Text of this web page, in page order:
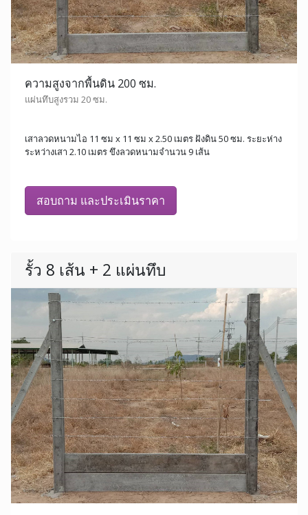
ความสูงจากพื้นดิน 200 ซม.
แผ่นทึบสูงรวม 20 ซม.
เสาลวดหนามไอ 11 ซม x 11 ซม x 2.50 เมตร ฝังดิน 50 ซม. ระยะห่าง
ระหว่างเสา 2.10 เมตร ขึงลวดหนามจำนวน 9 เส้น
สอบถาม และประเมินราคา
รั้ว 8 เส้น + 2 แผ่นทึบ